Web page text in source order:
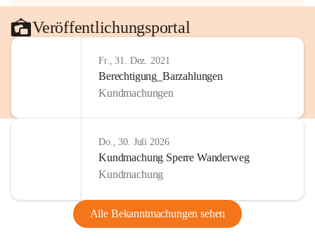
Veröffentlichungsportal
Fr., 31. Dez. 2021
Berechtigung_Barzahlungen
Kundmachungen
Do., 30. Juli 2026
Kundmachung Sperre Wanderweg
Kundmachung
Alle Bekanntmachungen sehen